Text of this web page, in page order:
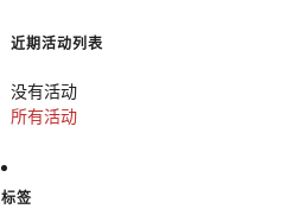
近期活动列表
没有活动
所有活动
标签